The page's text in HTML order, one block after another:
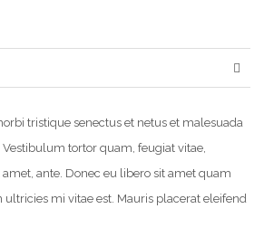
tristique senectus et netus et malesuada
Vestibulum tortor quam, feugiat vitae,
ante. Donec eu libero sit amet quam
ultricies mi vitae est. Mauris placerat eleifend